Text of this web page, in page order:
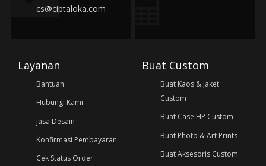
cs@ciptaloka.com
Layanan
Bantuan
Hubungi Kami
Jasa Desain
Konfirmasi Pembayaran
Cek Status Order
Buat Custom
Buat Kaos & Jaket
Custom
Buat Case HP Custom
Buat Photo & Art Prints
Buat Aksesoris Custom